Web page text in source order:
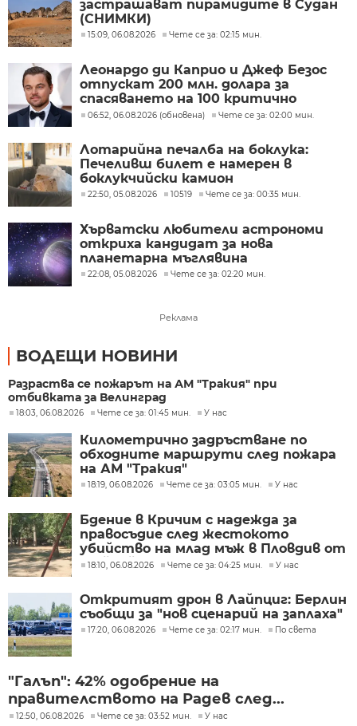
застрашават пирамидите в Судан
(СНИМКИ)
15:09, 06.08.2026 Чете се за: 02:15 мин.
Леонардо ди Каприо и Джеф Безос
отпускат 200 млн. долара за
спасяването на 100 критично
застрашени вида
06:52, 06.08.2026 (обновена) Чете се за: 02:00 мин.
Лотарийна печалба на боклука:
Печеливш билет е намерен в
боклукчийски камион
22:50, 05.08.2026 10519 Чете се за: 00:35 мин.
Хърватски любители астрономи
откриха кандидат за нова
планетарна мъглявина
22:08, 05.08.2026 Чете се за: 02:20 мин.
Реклама
ВОДЕЩИ НОВИНИ
Разраства се пожарът на АМ "Тракия" при
отбивката за Велинград
18:03, 06.08.2026 Чете се за: 01:45 мин. У нас
Километрично задръстване по
обходните маршрути след пожара
на АМ "Тракия"
18:19, 06.08.2026 Чете се за: 03:05 мин. У нас
Бдение в Кричим с надежда за
правосъдие след жестокото
убийство на млад мъж в Пловдив от
тийнейджъри
18:10, 06.08.2026 Чете се за: 04:25 мин. У нас
Откритият дрон в Лайпциг: Берлин
съобщи за "нов сценарий на заплаха"
17:20, 06.08.2026 Чете се за: 02:17 мин. По света
"Галъп": 42% одобрение на
правителството на Радев след...
12:50, 06.08.2026 Чете се за: 03:52 мин. У нас